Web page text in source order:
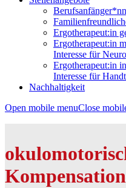
Ergotherapeut:in
Ergotherapeut:in
Interesse für
Ergotherapeut:in
Interesse für
Nachhaltigkeit
Open mobile menuClose